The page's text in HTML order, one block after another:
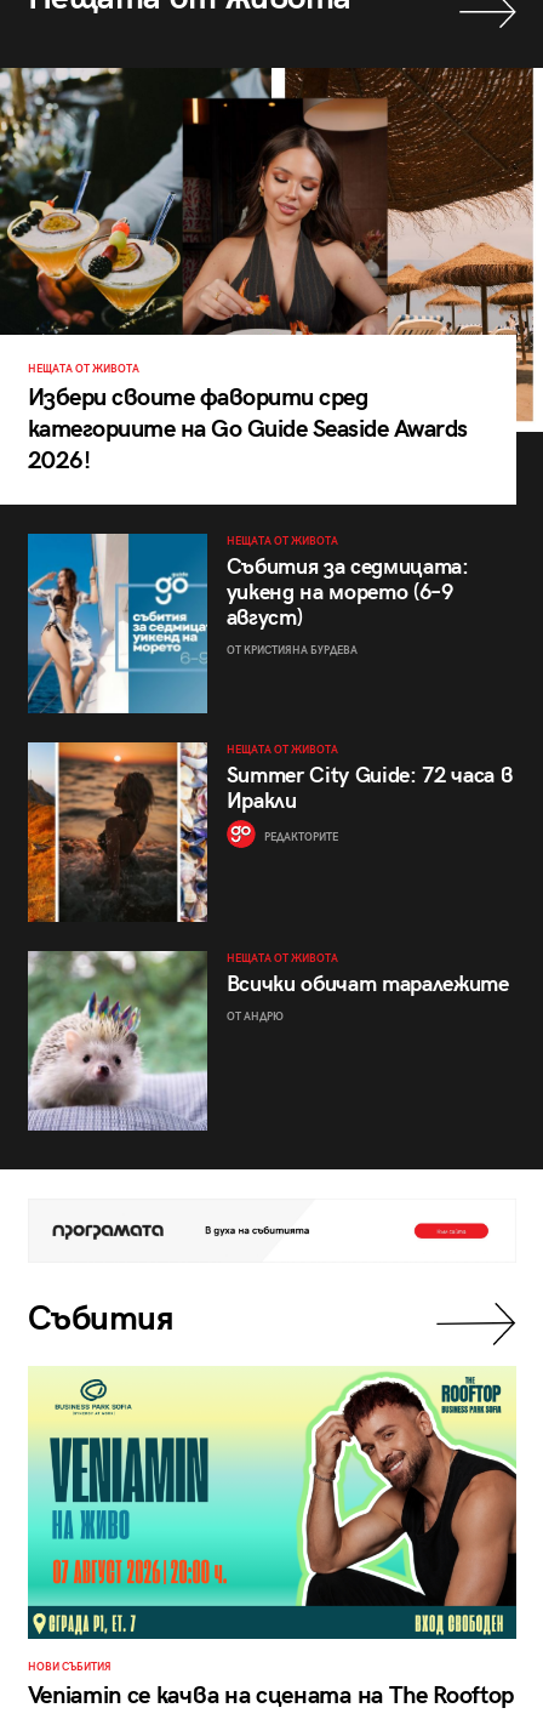
НЕЩАТА ОТ ЖИВОТА
Избери своите фаворити сред
категориите на Go Guide Seaside Awards
2026!
НЕЩАТА ОТ ЖИВОТА
Събития за седмицата:
уикенд на морето (6–9
август)
ОТ КРИСТИЯНА БУРДЕВА
НЕЩАТА ОТ ЖИВОТА
Summer City Guide: 72 часа в
Иракли
РЕДАКТОРИТЕ
НЕЩАТА ОТ ЖИВОТА
Всички обичат таралежите
ОТ АНДРЮ
Събития
НОВИ СЪБИТИЯ
Veniamin се качва на сцената на The Rooftop